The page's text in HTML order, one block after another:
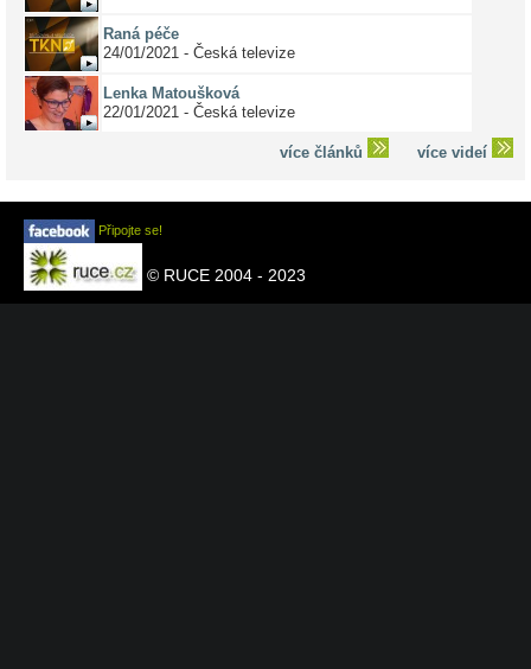
Raná péče
24/01/2021 - Česká televize
Lenka Matoušková
22/01/2021 - Česká televize
více článků více videí
Připojte se!
© RUCE 2004 - 2023